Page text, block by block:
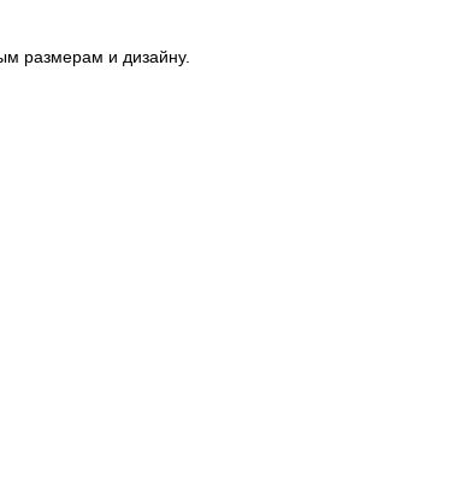
размерам и дизайну.